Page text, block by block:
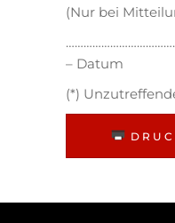
(Nur bei
– Datum
(*)